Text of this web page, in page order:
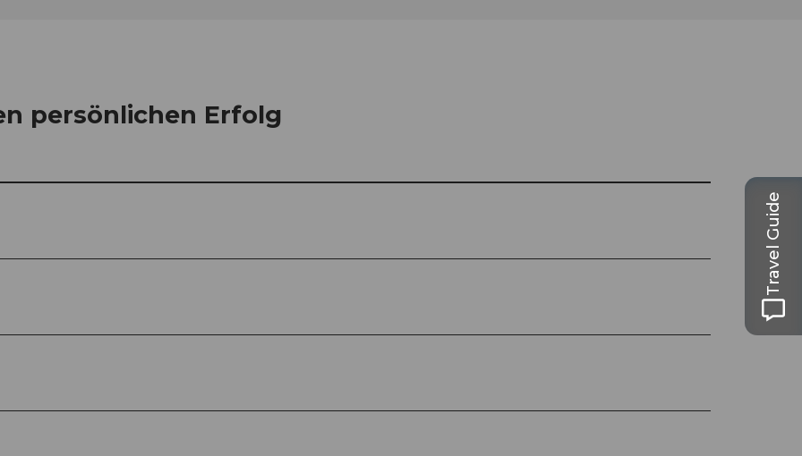
persönlichen Erfolg
Travel Guide